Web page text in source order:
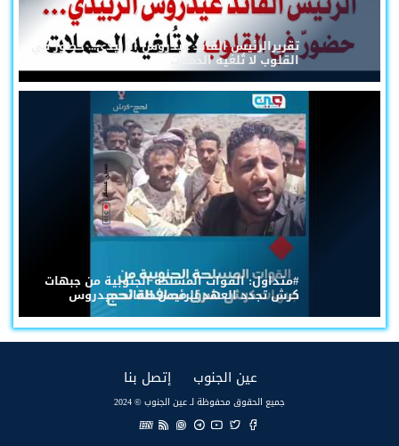
تقريرالرئيس القائد عيدروس الزُبيدي... حضورٌ في
القلوب لا تُلغيه الحملات
#متداول: القوات المسلحة الجنوبية من جبهات
كرش تجدد العهد للرئيس القائد عيدروس
عين الجنوب إتصل بنا
جميع الحقوق محفوظة لـ عين الجنوب © 2024
EN